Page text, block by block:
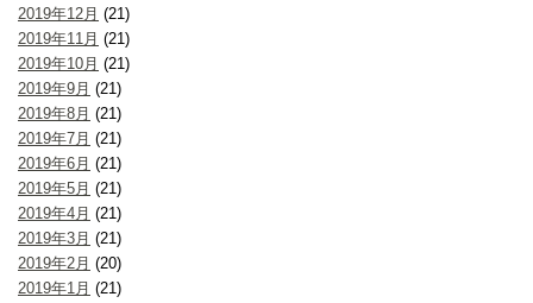
2019年12月 (21)
2019年11月 (21)
2019年10月 (21)
2019年9月 (21)
2019年8月 (21)
2019年7月 (21)
2019年6月 (21)
2019年5月 (21)
2019年4月 (21)
2019年3月 (21)
2019年2月 (20)
2019年1月 (21)